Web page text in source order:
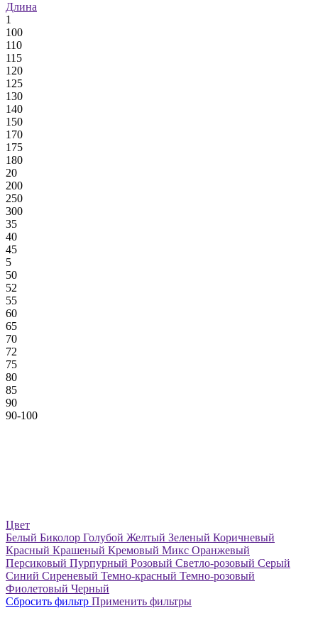
Длина
1
100
110
115
120
125
130
140
150
170
175
180
20
200
250
300
35
40
45
5
50
52
55
60
65
70
72
75
80
85
90
90-100
Цвет
Белый Биколор Голубой Желтый Зеленый Коричневый
Красный Крашеный Кремовый Микс Оранжевый
Персиковый Пурпурный Розовый Светло-розовый Серый
Синий Сиреневый Темно-красный Темно-розовый
Фиолетовый Черный
Сбросить фильтр Применить фильтры